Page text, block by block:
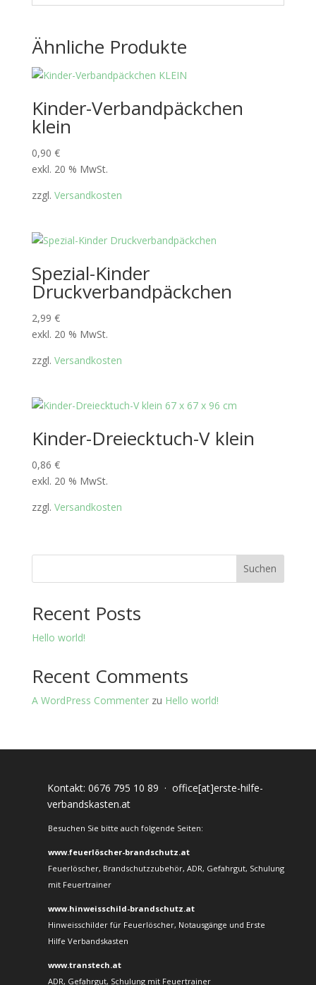
Ähnliche Produkte
Kinder-Verbandpäckchen
klein
0,90 €
exkl. 20 % MwSt.
zzgl. Versandkosten
Spezial-Kinder
Druckverbandpäckchen
2,99 €
exkl. 20 % MwSt.
zzgl. Versandkosten
Kinder-Dreiecktuch-V klein
0,86 €
exkl. 20 % MwSt.
zzgl. Versandkosten
Suchen
Recent Posts
Hello world!
Recent Comments
A WordPress Commenterzu Hello world!
Kontakt: 0676 795 10 89 · office[at]erste-hilfe-
verbandskasten.at
Besuchen Sie bitte auch folgende Seiten:
www.feuerlöscher-brandschutz.at
Feuerlöscher, Brandschutzzubehör, ADR, Gefahrgut, Schulung
mit Feuertrainer
www.hinweisschild-brandschutz.at
Hinweisschilder für Feuerlöscher, Notausgänge und Erste
Hilfe Verbandskasten
www.transtech.at
ADR, Gefahrgut, Schulung mit Feuertrainer